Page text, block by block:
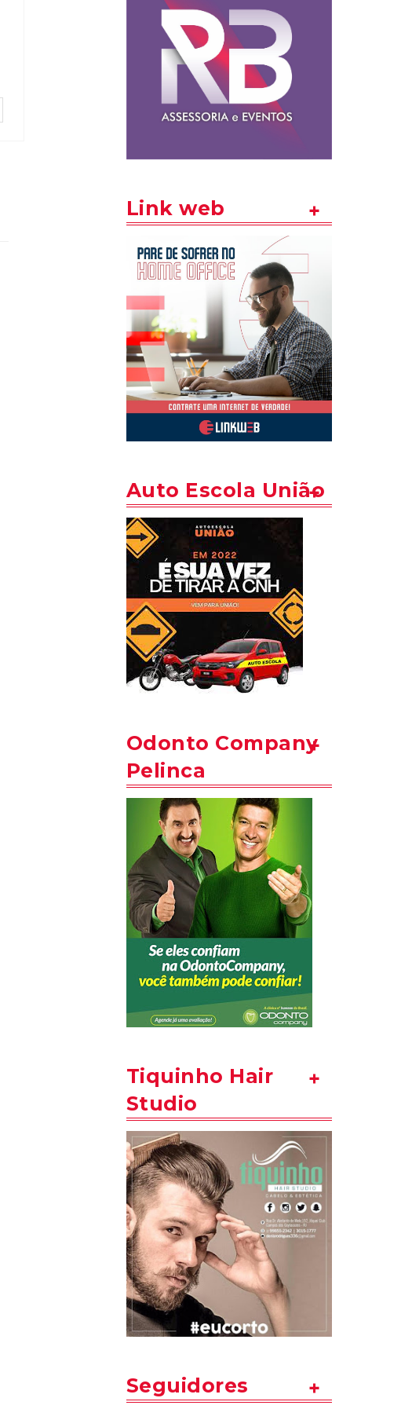
Link web
Auto Escola União
Odonto Company
Pelinca
Tiquinho Hair
Studio
Seguidores